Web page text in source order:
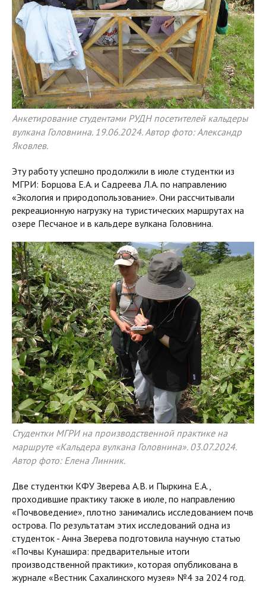
Анкетирование студентами РУДН посетителей кальдеры
вулкана Головнина. 19.06.2024. Автор фото: Александр
Яковлев.
Эту работу успешно продолжили в июле студентки из
МГРИ: Борцова Е.А. и Садреева Л.А. по направлению
«Экология и природопользование». Они рассчитывали
рекреационную нагрузку на туристических маршрутах на
озере Песчаное и в кальдере вулкана Головнина.
Студентки МГРИ на производственной практике на
маршруте «Кальдера вулкана Головнина». 03.07.2024.
Автор фото: Елена Линник.
Две студентки КФУ Зверева А.В. и Пыркина Е.А.,
проходившие практику также в июле, по направлению
«Почвоведение», плотно занимались исследованием почв
острова. По результатам этих исследований одна из
студенток - Анна Зверева подготовила научную статью
«Почвы Кунашира: предварительные итоги
производственной практики», которая опубликована в
журнале «Вестник Сахалинского музея» №4 за 2024 год.